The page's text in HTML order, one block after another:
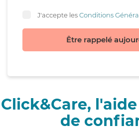
J'accepte lesConditions
Être rappelé
Click&Care,
de